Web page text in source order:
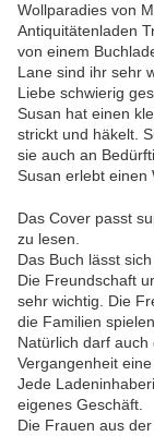
Wollparadies von
Antiquitätenladen
von einem
Lane sind ihr sehr
Liebe schwierig
Susan hat einen
strickt und häkelt.
sie auch an
Susan erlebt einen
Das Cover passt
zu lesen.
Das Buch lässt
Die Freundschaft
sehr wichtig. Die
die Familien
Natürlich darf
Vergangenheit eine
Jede
eigenes Geschäft.
Die Frauen aus